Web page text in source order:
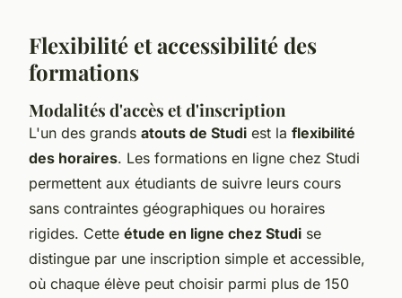
Flexibilité et accessibilité des
formations
Modalités d'accès et d'inscription
L'un des grands atouts de Studi est la flexibilité
des horaires. Les formations en ligne chez Studi
permettent aux étudiants de suivre leurs cours
sans contraintes géographiques ou horaires
rigides. Cette étude en ligne chez Studi se
distingue par une inscription simple et accessible,
où chaque élève peut choisir parmi plus de 150